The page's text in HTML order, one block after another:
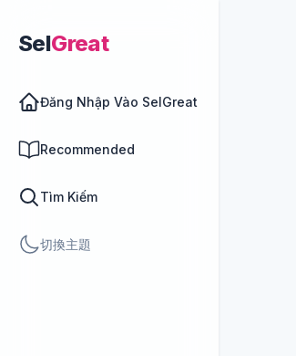
SelGreat
Đăng Nhập Vào SelGreat
Recommended
Tìm Kiếm
切換主題